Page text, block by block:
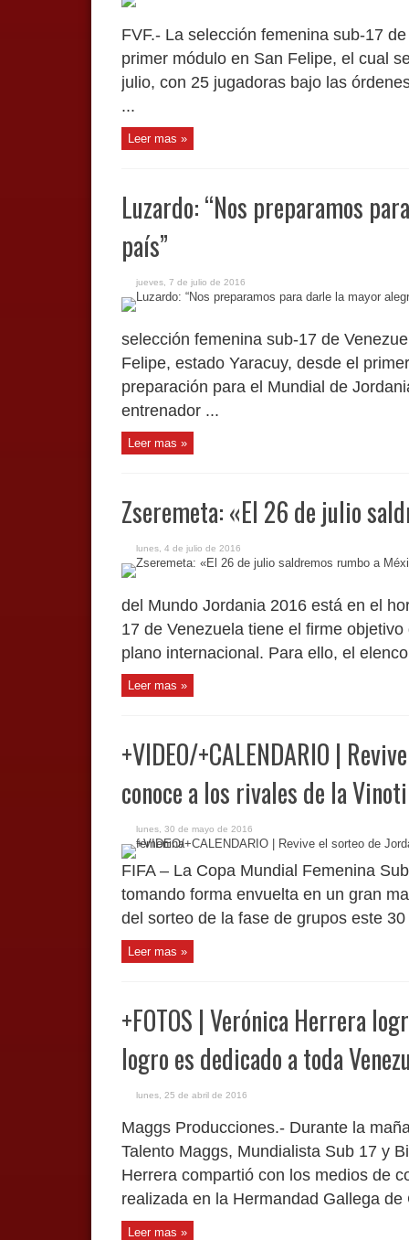
FVF.- La selección femenina sub-17
primer módulo en San Felipe, el cual
julio, con 25 jugadoras bajo las
...
Leer mas »
Luzardo: “Nos preparamos
país”
jueves, 7 de julio de 2016
selección femenina sub-17 de
Felipe, estado Yaracuy, desde el
preparación para el Mundial de
entrenador ...
Leer mas »
Zseremeta: «El 26 de julio
lunes, 4 de julio de 2016
del Mundo Jordania 2016 está en el
17 de Venezuela tiene el firme
plano internacional. Para ello, el
Leer mas »
+VIDEO/+CALENDARIO |
conoce a los rivales de la
lunes, 30 de mayo de 2016
FIFA – La Copa Mundial Femenina
tomando forma envuelta en un gran
del sorteo de la fase de grupos este
Leer mas »
+FOTOS | Verónica Herrera
logro es dedicado a toda
lunes, 25 de abril de 2016
Maggs Producciones.- Durante la
Talento Maggs, Mundialista Sub 17 y
Herrera compartió con los medios de
realizada en la Hermandad Gallega de
Leer mas »